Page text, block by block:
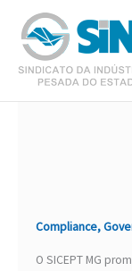
para
conteúdo
Compliance,
O SICEPT MG